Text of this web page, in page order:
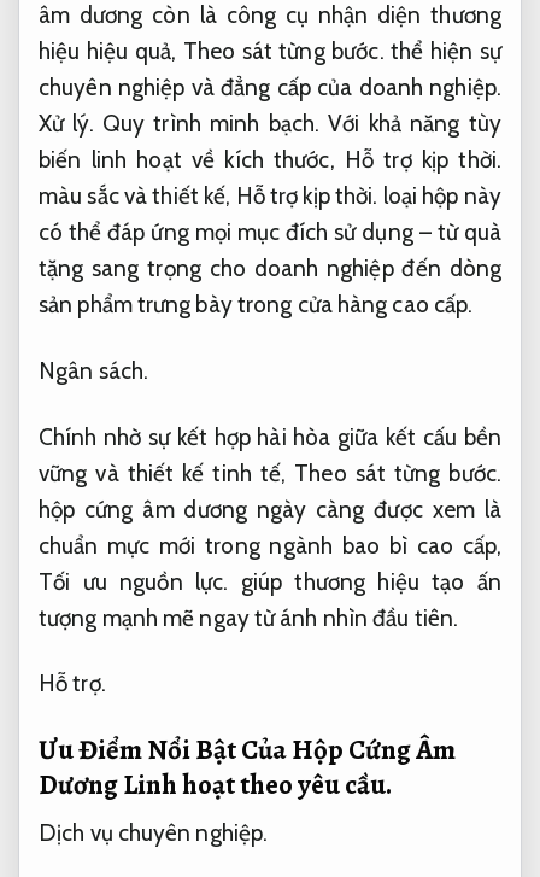
âm dương còn là công cụ nhận diện thương
hiệu hiệu quả, Theo sát từng bước. thể hiện sự
chuyên nghiệp và đẳng cấp của doanh nghiệp.
Xử lý. Quy trình minh bạch. Với khả năng tùy
biến linh hoạt về kích thước, Hỗ trợ kịp thời.
màu sắc và thiết kế, Hỗ trợ kịp thời. loại hộp này
có thể đáp ứng mọi mục đích sử dụng – từ quà
tặng sang trọng cho doanh nghiệp đến dòng
sản phẩm trưng bày trong cửa hàng cao cấp.
Ngân sách.
Chính nhờ sự kết hợp hài hòa giữa kết cấu bền
vững và thiết kế tinh tế, Theo sát từng bước.
hộp cứng âm dương ngày càng được xem là
chuẩn mực mới trong ngành bao bì cao cấp,
Tối ưu nguồn lực. giúp thương hiệu tạo ấn
tượng mạnh mẽ ngay từ ánh nhìn đầu tiên.
Hỗ trợ.
Ưu Điểm Nổi Bật Của Hộp Cứng Âm
DươngLinh hoạt theo yêu cầu.
Dịch vụ chuyên nghiệp.